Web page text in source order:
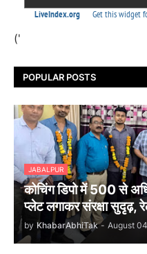
('
POPULAR POSTS
JABALPUR
कोचिंग डिपो में 500 से
प्लेट लगाकर संरक्षा सुदृढ़,
by KhabarAbhiTak - August